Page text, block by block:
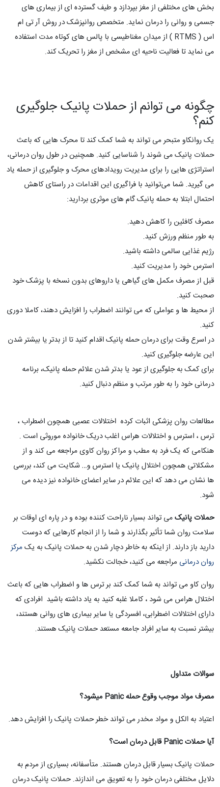
بخش های مختلفی از مغز بپردازد و طیف گسترده ای از بیماری های
جسمی و روانی را درمان نماید. متخصص روانپزشک در روش آر تی ام
اس ( RTMS ) از میدان مغناطیسی با پالس های کوتاه مدت استفاده
می نماید تا فعالیت ناحیه ای مشخص از مغز را تحریک کند.
چگونه می توانم از حملات پانیک جلوگیری
کنم؟
یک روانکاو متبحر می تواند به شما کمک کند تا محرک هایی که باعث
حملات پانیک می شوند را شناسایی کنید. همچنین در طول روان درمانی،
استراتژی هایی را برای مدیریت رویدادهای محرک و جلوگیری از حمله یاد
می گیرید. شما می‌توانید با فراگیری این اقدامات در راستای کاهش
احتمال ابتلا به حمله پانیک گام های موثری بردارید:
مصرف کافئین را کاهش دهید.
به طور منظم ورزش کنید.
رژیم غذایی سالمی داشته باشید.
استرس خود را مدیریت کنید.
قبل از مصرف مکمل های گیاهی یا داروهای بدون نسخه با پزشک خود
صحبت کنید.
از محیط ها و عواملی که می توانند اضطراب را افزایش دهند، کاملا دوری
کنید.
در اسرع وقت برای درمان حمله پانیک اقدام کنید تا از بدتر یا بیشتر شدن
این عارضه جلوگیری کنید.
برای کمک به جلوگیری از عود یا بدتر شدن علائم حمله پانیک، برنامه
درمانی خود را به طور مرتب و منظم دنبال کنید.
مطالعات روان پزشکی اثبات کرده اختلالات عصبی همچون اضطراب ،
ترس ، استرس و اختلالات هراس اغلب دریک خانواده موروثی است .
هنکامی که یک فرد به مطب و مراکز روان کاوی مراجعه می کند و از
مشکلاتی همچون اختلال پانیک یا استرس و… شکایت می کند، بررسی
ها نشان می دهد که این علائم در سایر اعضای خانواده نیز دیده می
شود.
حملات پانیک می تواند بسیار ناراحت کننده بوده و در پاره ای اوقات بر
سلامت روان شما تأثیر بگذارند و شما را از انجام کارهایی که دوست
دارید باز دارند. از اینکه به خاطر دچار شدن به حملات پانیک به یک مرکز
روان درمانی مراجعه می کنید، خجالت نکشید.
روان کاو می تواند به شما کمک کند بر ترس ها و اضطراب هایی که باعث
اختلال هراس می شود ، کاملا غلبه کنید به یاد داشته باشید افرادی که
دارای اختلالات اضطرابی، افسردگی یا سایر بیماری های روانی هستند،
بیشتر نسبت به سایر افراد جامعه مستعد حملات پانیک هستند.
سوالات متداول
مصرف مواد موجب وقوع حمله Panic میشود؟
اعتیاد به الکل و مواد مخدر می تواند خطر حملات پانیک را افزایش دهد.
آیا حملات Panic قابل درمان است؟
حملات پانیک بسیار قابل درمان هستند. متأسفانه، بسیاری از مردم به
دلایل مختلفی درمان خود را به تعویق می اندازند. حملات پانیک درمان